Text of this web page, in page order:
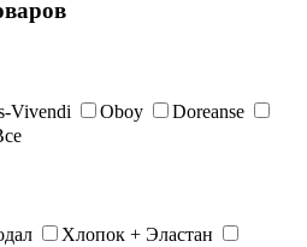
Vivendi Oboy
Doreanse
Хлопок + Эластан